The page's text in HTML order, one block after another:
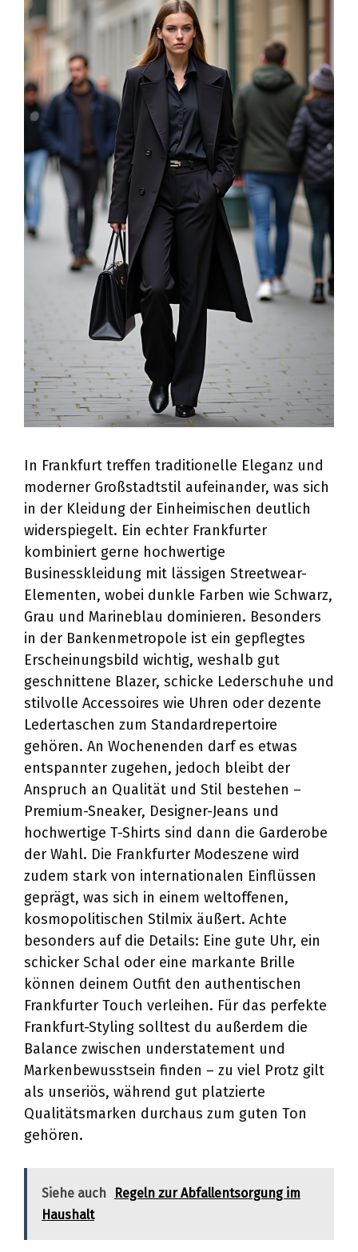
In Frankfurt treffen traditionelle Eleganz und
moderner Großstadtstil aufeinander, was sich
in der Kleidung der Einheimischen deutlich
widerspiegelt. Ein echter Frankfurter
kombiniert gerne hochwertige
Businesskleidung mit lässigen Streetwear-
Elementen, wobei dunkle Farben wie Schwarz,
Grau und Marineblau dominieren. Besonders
in der Bankenmetropole ist ein gepflegtes
Erscheinungsbild wichtig, weshalb gut
geschnittene Blazer, schicke Lederschuhe und
stilvolle Accessoires wie Uhren oder dezente
Ledertaschen zum Standardrepertoire
gehören. An Wochenenden darf es etwas
entspannter zugehen, jedoch bleibt der
Anspruch an Qualität und Stil bestehen –
Premium-Sneaker, Designer-Jeans und
hochwertige T-Shirts sind dann die Garderobe
der Wahl. Die Frankfurter Modeszene wird
zudem stark von internationalen Einflüssen
geprägt, was sich in einem weltoffenen,
kosmopolitischen Stilmix äußert. Achte
besonders auf die Details: Eine gute Uhr, ein
schicker Schal oder eine markante Brille
können deinem Outfit den authentischen
Frankfurter Touch verleihen. Für das perfekte
Frankfurt-Styling solltest du außerdem die
Balance zwischen understatement und
Markenbewusstsein finden – zu viel Protz gilt
als unseriös, während gut platzierte
Qualitätsmarken durchaus zum guten Ton
gehören.
Siehe auch
Regeln zur Abfallentsorgung im
Haushalt